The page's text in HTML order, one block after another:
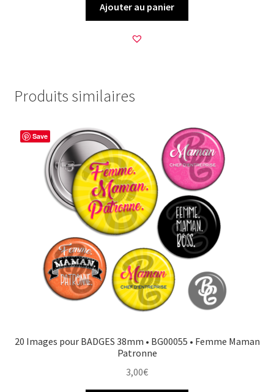
Ajouter au panier
Produits similaires
Save
20 Images pour BADGES 38mm • BG00055 • Femme Maman
Patronne
3,00€